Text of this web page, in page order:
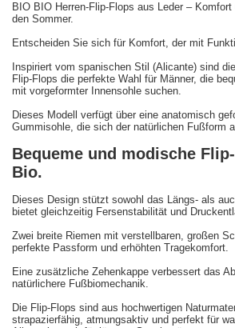
BIO BIO Herren-Flip-Flops aus Leder –
den Sommer.
Entscheiden Sie sich für Komfort, der mit
Inspiriert vom spanischen Stil (Alicante) sind
Flip-Flops die perfekte Wahl für Männer, die
mit vorgeformter Innensohle suchen.
Dieses Modell verfügt über eine anatomisch
Gummisohle, die sich der natürlichen Fußform
Bequeme und modische
Bio.
Dieses Design stützt sowohl das Längs- als
bietet gleichzeitig Fersenstabilität und
Zwei breite Riemen mit verstellbaren, großen
perfekte Passform und erhöhten Tragekomfort.
Eine zusätzliche Zehenkappe verbessert das
natürlichere Fußbiomechanik.
Die Flip-Flops sind aus hochwertigen
strapazierfähig, atmungsaktiv und perfekt für